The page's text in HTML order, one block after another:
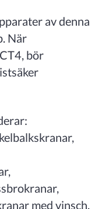
av denna
När
bör
med vinsch.